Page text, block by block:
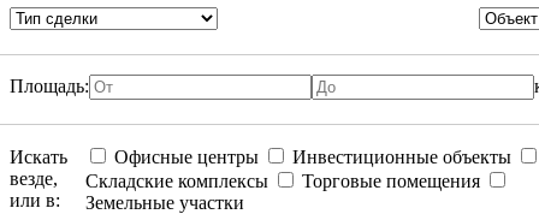
Площадь:
Искать
везде,
или в:
Офисные центры
Инвестиционные объекты
Складские комплексы
Торговые помещения
Земельные участки